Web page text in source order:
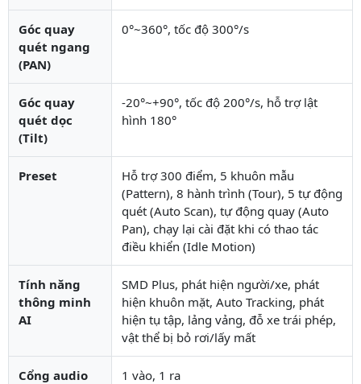
Góc quay
quét ngang
(PAN)
0°~360°, tốc độ 300°/s
Góc quay
quét dọc
(Tilt)
-20°~+90°, tốc độ 200°/s, hỗ trợ lật
hình 180°
Preset
Hỗ trợ 300 điểm, 5 khuôn mẫu
(Pattern), 8 hành trình (Tour), 5 tự động
quét (Auto Scan), tự động quay (Auto
Pan), chạy lại cài đặt khi có thao tác
điều khiển (Idle Motion)
Tính năng
thông minh
AI
SMD Plus, phát hiện người/xe, phát
hiện khuôn mặt, Auto Tracking, phát
hiện tụ tập, lảng vảng, đỗ xe trái phép,
vật thể bị bỏ rơi/lấy mất
Cổng audio 1 vào, 1 ra